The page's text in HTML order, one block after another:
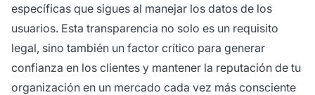
específicas que sigues al manejar los datos de los
usuarios. Esta transparencia no solo es un requisito
legal, sino también un factor crítico para generar
confianza en los clientes y mantener la reputación de tu
organización en un mercado cada vez más consciente